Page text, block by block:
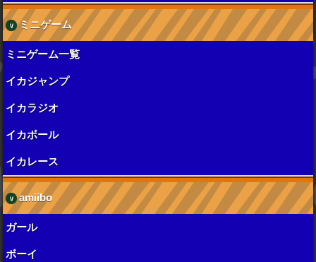
ミニゲーム
ミニゲーム一覧
イカジャンプ
イカラジオ
イカボール
イカレース
amiibo
ガール
ボーイ